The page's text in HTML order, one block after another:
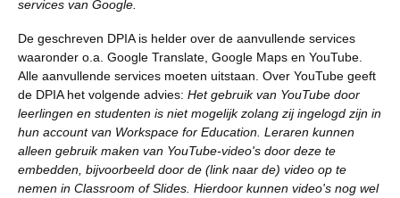
Printen
services van Google.
De geschreven DPIA is helder over de aanvullende services
waaronder o.a. Google Translate, Google Maps en YouTube.
Alle aanvullende services moeten uitstaan. Over YouTube geeft
de DPIA het volgende advies: Het gebruik van YouTube door
leerlingen en studenten is niet mogelijk zolang zij ingelogd zijn in
hun account van Workspace for Education. Leraren kunnen
alleen gebruik maken van YouTube-video's door deze te
embedden, bijvoorbeeld door de (link naar de) video op te
nemen in Classroom of Slides. Hierdoor kunnen video's nog wel